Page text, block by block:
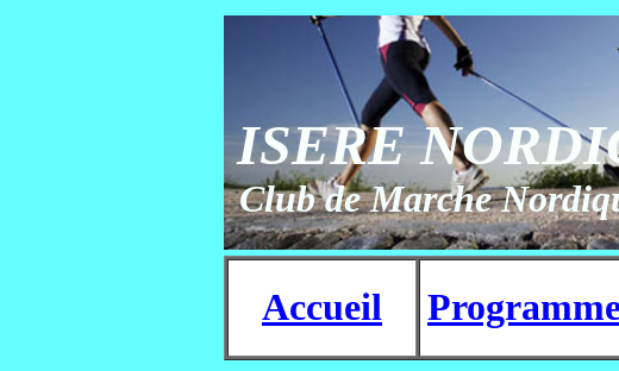
Accueil
ISERE
Club de Marche